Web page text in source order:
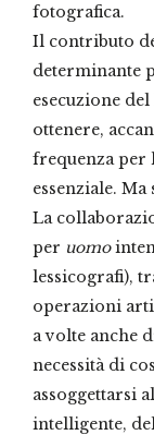
fotografica.
Il contributo
determinante
esecuzione
ottenere,
frequenza per
essenziale.
La
per uomo
lessicografi),
operazioni
a volte anche
necessità di
assoggettarsi
intelligente,